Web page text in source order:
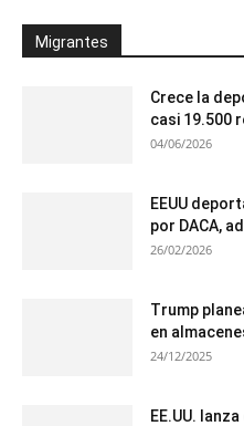
Migrantes
Crece la
casi 19.500
04/06/2026
EEUU
por DACA,
26/02/2026
Trump
en
24/12/2025
EE.UU.